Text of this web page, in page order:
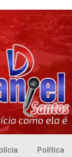
Política